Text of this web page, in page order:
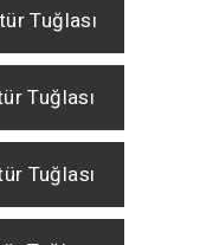
Tuğlası
Tuğlası
Tuğlası